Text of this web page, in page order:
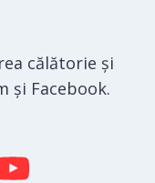
călătorie și
și Facebook.